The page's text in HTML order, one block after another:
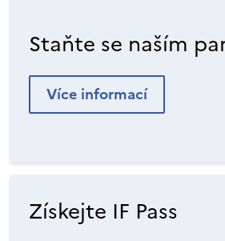
Staňte se naším
Více informací
Získejte IF Pass